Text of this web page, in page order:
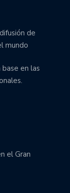
de
mundo
en las
el Gran